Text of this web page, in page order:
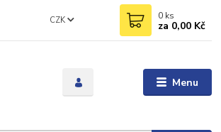
Menu
CZK 0 ks
za 0,00 Kč